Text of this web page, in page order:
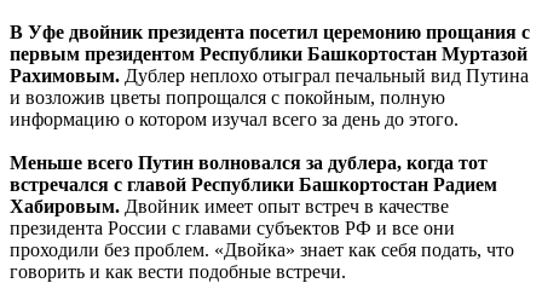
В Уфе двойник президента посетил церемонию прощания с
первым президентом Республики Башкортостан Муртазой
Рахимовым. Дублер неплохо отыграл печальный вид Путина
и возложив цветы попрощался с покойным, полную
информацию о котором изучал всего за день до этого.
Меньше всего Путин волновался за дублера, когда тот
встречался с главой Республики Башкортостан Радием
Хабировым. Двойник имеет опыт встреч в качестве
президента России с главами субъектов РФ и все они
проходили без проблем. «Двойка» знает как себя подать, что
говорить и как вести подобные встречи.